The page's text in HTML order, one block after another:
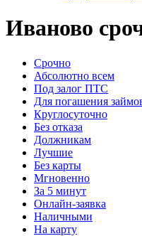
Иваново
Срочно
Абсолютно всем
Под залог ПТС
Для погашения
Круглосуточно
Без отказа
Должникам
Лучшие
Без карты
Мгновенно
За 5 минут
Онлайн-заявка
Наличными
На карту